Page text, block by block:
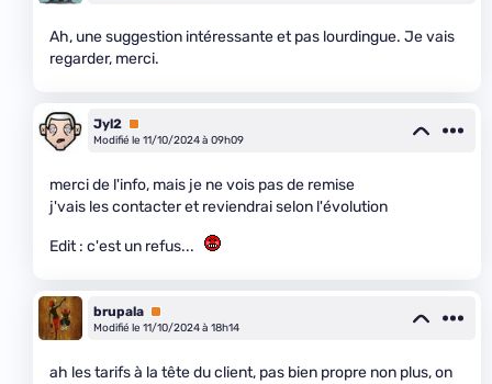
Ah, une suggestion intéressante et pas lourdingue. Je vais
regarder, merci.
Jyl2 Premium
Modifié le 11/10/2024 à 09h09
merci de l'info, mais je ne vois pas de remise
j'vais les contacter et reviendrai selon l'évolution
Edit : c'est un refus...
brupala Premium
Modifié le 11/10/2024 à 18h14
ah les tarifs à la tête du client, pas bien propre non plus, on